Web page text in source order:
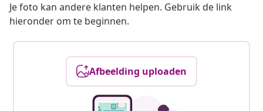
Je foto kan andere klanten helpen. Gebruik de link
hieronder om te beginnen.
Afbeelding uploaden